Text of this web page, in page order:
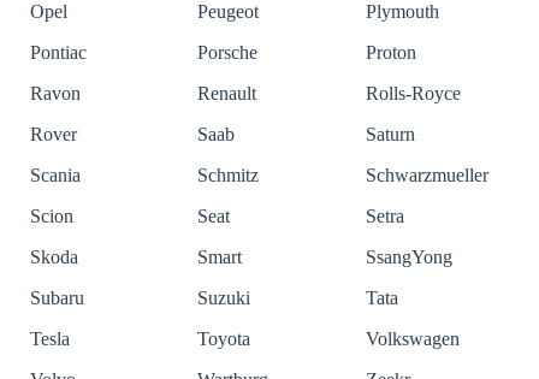
Opel
Peugeot
Plymouth
Pontiac
Porsche
Proton
Ravon
Renault
Rolls-Royce
Rover
Saab
Saturn
Scania
Schmitz
Schwarzmueller
Scion
Seat
Setra
Skoda
Smart
SsangYong
Subaru
Suzuki
Tata
Tesla
Toyota
Volkswagen